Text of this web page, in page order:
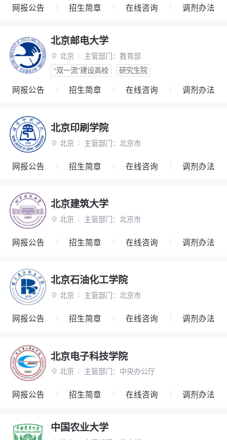
网报公告 招生简章 在线咨询 调剂办法
北京邮电大学
 北京 主管部门： 教育部
“双一流”建设高校
研究生院
网报公告 招生简章 在线咨询 调剂办法
北京印刷学院
 北京 主管部门： 北京市
网报公告 招生简章 在线咨询 调剂办法
北京建筑大学
 北京 主管部门： 北京市
网报公告 招生简章 在线咨询 调剂办法
北京石油化工学院
 北京 主管部门： 北京市
网报公告 招生简章 在线咨询 调剂办法
北京电子科技学院
 北京 主管部门： 中央办公厅
网报公告 招生简章 在线咨询 调剂办法
中国农业大学